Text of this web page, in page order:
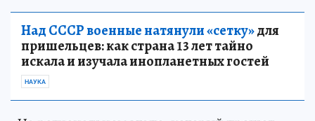
Над СССР военные натянули «сетку»для
пришельцев: как страна 13 лет тайно
искала и изучала инопланетных гостей
НАУКА